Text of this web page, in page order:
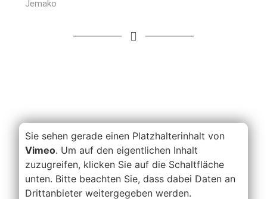
Jemako
Sie sehen gerade einen Platzhalterinhalt von
Vimeo. Um auf den eigentlichen Inhalt
zuzugreifen, klicken Sie auf die Schaltfläche
unten. Bitte beachten Sie, dass dabei Daten an
Drittanbieter weitergegeben werden.